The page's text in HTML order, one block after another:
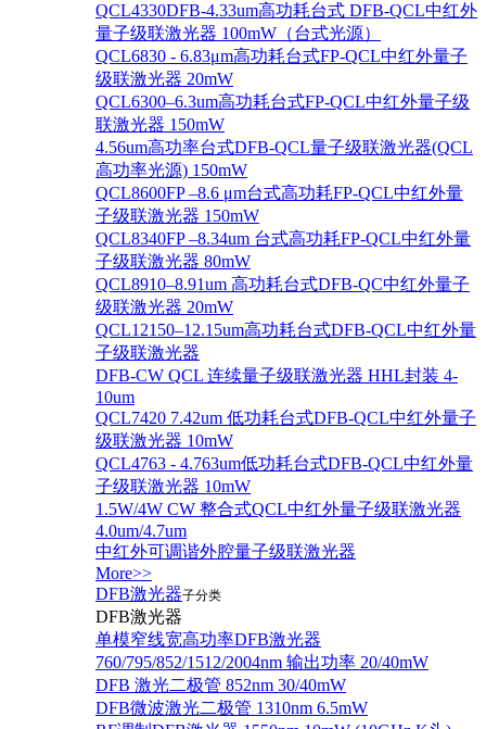
QCL4330DFB-4.33um高功耗台式 DFB-QCL中红外
量子级联激光器 100mW（台式光源）
QCL6830 - 6.83μm高功耗台式FP-QCL中红外量子
级联激光器 20mW
QCL6300–6.3um高功耗台式FP-QCL中红外量子级
联激光器 150mW
4.56um高功率台式DFB-QCL量子级联激光器(QCL
高功率光源) 150mW
QCL8600FP –8.6 μm台式高功耗FP-QCL中红外量
子级联激光器 150mW
QCL8340FP –8.34um 台式高功耗FP-QCL中红外量
子级联激光器 80mW
QCL8910–8.91um 高功耗台式DFB-QC中红外量子
级联激光器 20mW
QCL12150–12.15um高功耗台式DFB-QCL中红外量
子级联激光器
DFB-CW QCL 连续量子级联激光器 HHL封装 4-
10um
QCL7420 7.42um 低功耗台式DFB-QCL中红外量子
级联激光器 10mW
QCL4763 - 4.763um低功耗台式DFB-QCL中红外量
子级联激光器 10mW
1.5W/4W CW 整合式QCL中红外量子级联激光器
4.0um/4.7um
中红外可调谐外腔量子级联激光器
More>>
DFB激光器子分类
DFB激光器
单模窄线宽高功率DFB激光器
760/795/852/1512/2004nm 输出功率 20/40mW
DFB 激光二极管 852nm 30/40mW
DFB微波激光二极管 1310nm 6.5mW